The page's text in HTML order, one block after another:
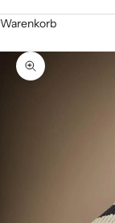
Warenkorb
Bild vergrößern